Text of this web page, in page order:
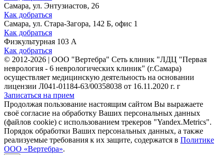
Самара, ул. Энтузиастов, 26
Как добраться
Самара, ул. Стара-Загора, 142 Б, офис 1
Как добраться
Физкультурная 103 А
Как добраться
© 2012-2026 | ООО "Вертебра" Сеть клиник "ЛДЦ "Первая
неврология - 6 неврологических клиник" (г.Самара)
осуществляет медицинскую деятельность на основании
лицензии Л041-01184-63/00358038 от 16.11.2020 г. г
Записаться на прием
Продолжая пользование настоящим сайтом Вы выражаете
своё согласие на обработку Ваших персональных данных
(файлов cookie) с использованием трекеров "Yandex.Metrics".
Порядок обработки Ваших персональных данных, а также
реализуемые требования к их защите, содержатся в Политике
ООО «Вертебра».